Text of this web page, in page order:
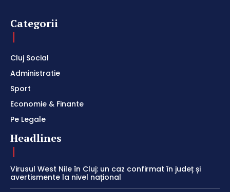
Categorii
Cluj Social
Administratie
Sport
Economie & Finante
Pe Legale
Headlines
Virusul West Nile în Cluj: un caz confirmat în județ și
avertismente la nivel național